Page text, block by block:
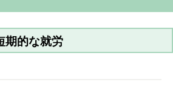
期的な就労